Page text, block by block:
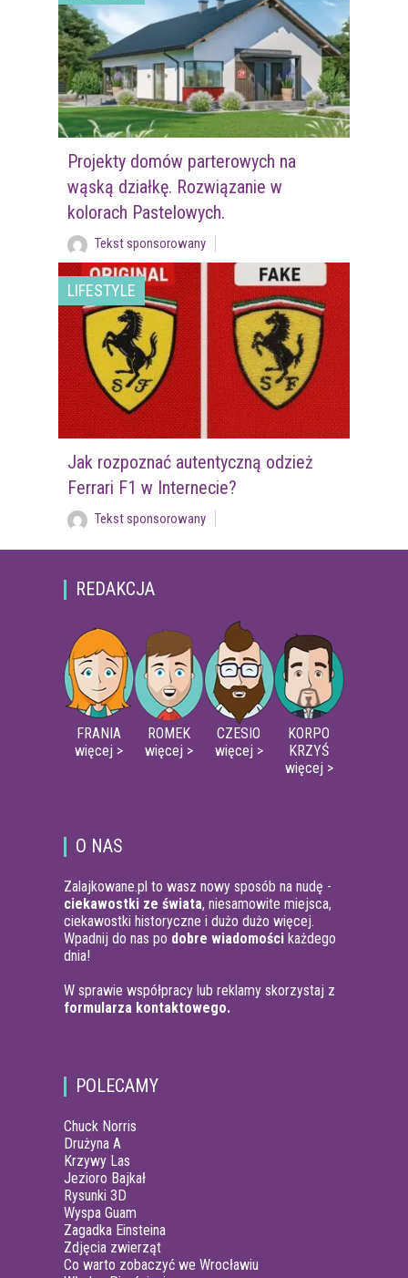
Projekty domów parterowych na
wąską działkę. Rozwiązanie w
kolorach Pastelowych.
Tekst sponsorowany
LIFESTYLE
Jak rozpoznać autentyczną odzież
Ferrari F1 w Internecie?
Tekst sponsorowany
REDAKCJA
FRANIA
więcej >
ROMEK
więcej >
CZESIO
więcej >
KORPO
KRZYŚ
więcej >
O NAS
Zalajkowane.pl to wasz nowy sposób na nudę -
ciekawostki ze świata, niesamowite miejsca,
ciekawostki historyczne i dużo dużo więcej.
Wpadnij do nas po dobre wiadomości każdego
dnia!
W sprawie współpracy lub reklamy skorzystaj z
formularza kontaktowego.
POLECAMY
Chuck Norris
Drużyna A
Krzywy Las
Jezioro Bajkał
Rysunki 3D
Wyspa Guam
Zagadka Einsteina
Zdjęcia zwierząt
Co warto zobaczyć we Wrocławiu